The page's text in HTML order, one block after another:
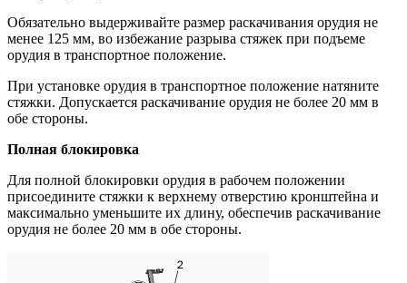
Обязательно выдерживайте размер раскачивания орудия не
менее 125 мм, во избежание разрыва стяжек при подъеме
орудия в транспортное положение.
При установке орудия в транспортное положение натяните
стяжки. Допускается раскачивание орудия не более 20 мм в
обе стороны.
Полная блокировка
Для полной блокировки орудия в рабочем положении
присоедините стяжки к верхнему отверстию кронштейна и
максимально уменьшите их длину, обеспечив раскачивание
орудия не более 20 мм в обе стороны.